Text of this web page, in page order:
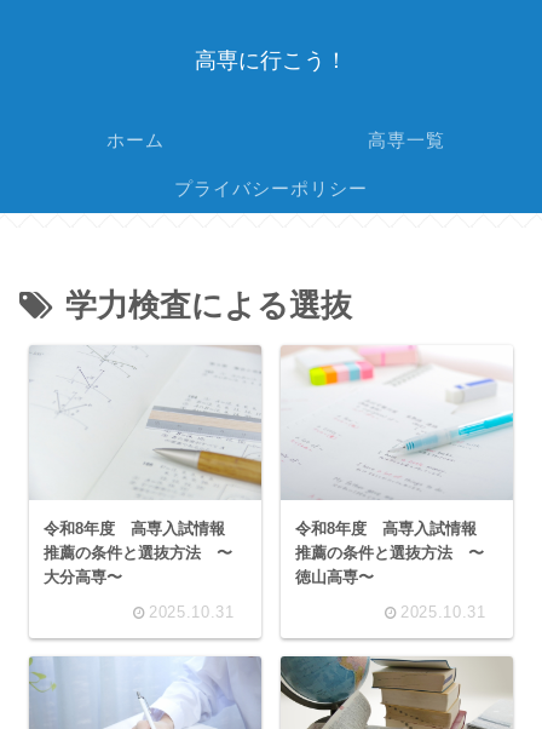
高専に行こう！
ホーム 高専一覧
プライバシーポリシー
学力検査による選抜
令和8年度 高専入試情報
推薦の条件と選抜方法 〜
大分高専〜
2025.10.31
令和8年度 高専入試情報
推薦の条件と選抜方法 〜
徳山高専〜
2025.10.31